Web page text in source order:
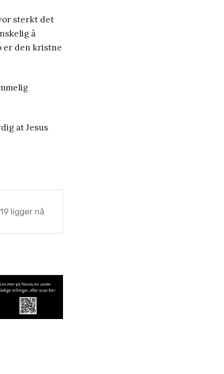
sterkt det
å
er den kristne
at Jesus
ligger nå